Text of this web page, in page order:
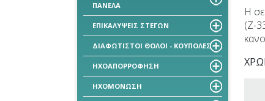
ΠΑΝΕΛΑ
ΕΠΙΚΑΛΥΨΕΙΣ ΣΤΕΓΩΝ
ΔΙΑΦΩΤΙΣΤΟΙ ΘΟΛΟΙ - ΚΟΥΠΟΛΕΣ
ΗΧΟΑΠΟΡΡΟΦΗΣΗ
ΗΧΟΜΟΝΩΣΗ
Η
(Ζ-